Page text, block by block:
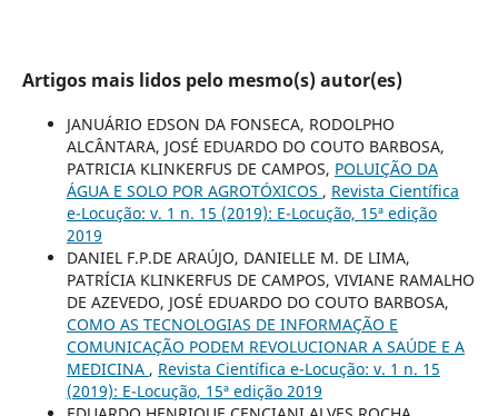
Artigos mais lidos pelo mesmo(s) autor(es)
JANUÁRIO EDSON DA FONSECA, RODOLPHO
ALCÂNTARA, JOSÉ EDUARDO DO COUTO BARBOSA,
PATRICIA KLINKERFUS DE CAMPOS, POLUIÇÃO DA
ÁGUA E SOLO POR AGROTÓXICOS , Revista Científica
e-Locução: v. 1 n. 15 (2019): E-Locução, 15ª edição
2019
DANIEL F.P.DE ARAÚJO, DANIELLE M. DE LIMA,
PATRÍCIA KLINKERFUS DE CAMPOS, VIVIANE RAMALHO
DE AZEVEDO, JOSÉ EDUARDO DO COUTO BARBOSA,
COMO AS TECNOLOGIAS DE INFORMAÇÃO E
COMUNICAÇÃO PODEM REVOLUCIONAR A SAÚDE E A
MEDICINA , Revista Científica e-Locução: v. 1 n. 15
(2019): E-Locução, 15ª edição 2019